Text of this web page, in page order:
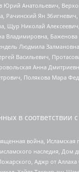
Анатольевич,
Рачинский Ян
Щур Николай
Владимировна,
Людмила
Васильевич,
Анна
Полякова Мара
в соответствии
война, Исламская
наследия, Дом
Аджр от